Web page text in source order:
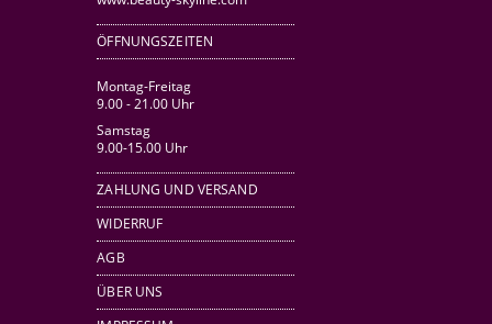
ÖFFNUNGSZEITEN
Montag-Freitag
9.00 - 21.00 Uhr
Samstag
9.00-15.00 Uhr
ZAHLUNG UND VERSAND
WIDERRUF
AGB
ÜBER UNS